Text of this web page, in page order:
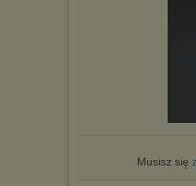
Musisz się